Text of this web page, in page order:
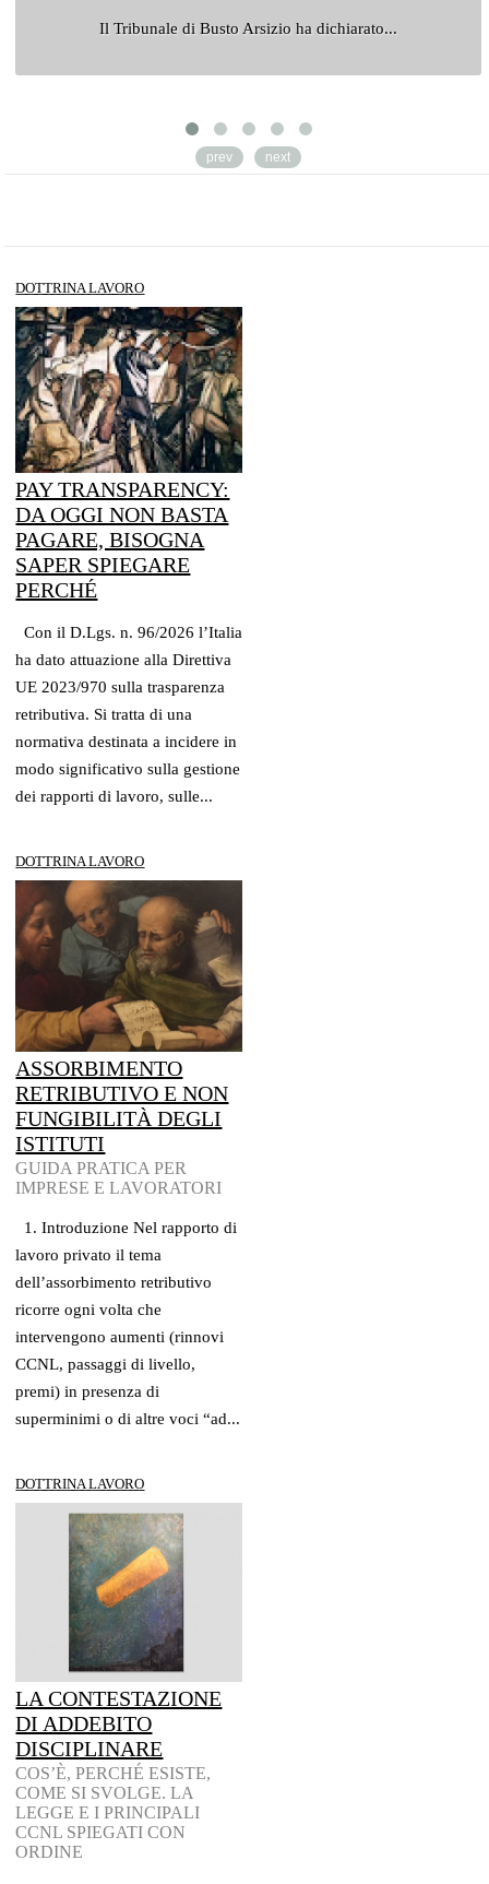
Il Tribunale di Busto Arsizio ha dichiarato...
prev next
DOTTRINA LAVORO
PAY TRANSPARENCY:
DA OGGI NON BASTA
PAGARE, BISOGNA
SAPER SPIEGARE
PERCHÉ
Con il D.Lgs. n. 96/2026 l’Italia
ha dato attuazione alla Direttiva
UE 2023/970 sulla trasparenza
retributiva. Si tratta di una
normativa destinata a incidere in
modo significativo sulla gestione
dei rapporti di lavoro, sulle...
DOTTRINA LAVORO
ASSORBIMENTO
RETRIBUTIVO E NON
FUNGIBILITÀ DEGLI
ISTITUTI
GUIDA PRATICA PER
IMPRESE E LAVORATORI
1. Introduzione Nel rapporto di
lavoro privato il tema
dell’assorbimento retributivo
ricorre ogni volta che
intervengono aumenti (rinnovi
CCNL, passaggi di livello,
premi) in presenza di
superminimi o di altre voci “ad...
DOTTRINA LAVORO
LA CONTESTAZIONE
DI ADDEBITO
DISCIPLINARE
COS’È, PERCHÉ ESISTE,
COME SI SVOLGE. LA
LEGGE E I PRINCIPALI
CCNL SPIEGATI CON
ORDINE